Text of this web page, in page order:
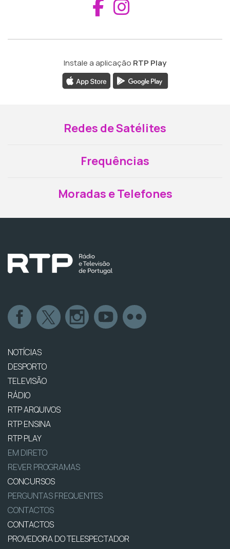
Aceder ao
Instale a aplicação RTP Play
Redes de Satélites
Frequências
Moradas e Telefones
NOTÍCIAS
DESPORTO
TELEVISÃO
RÁDIO
RTP ARQUIVOS
RTP ENSINA
RTP PLAY
EM DIRETO
REVER PROGRAMAS
CONCURSOS
PERGUNTAS FREQUENTES
CONTACTOS
CONTACTOS
PROVEDORA DO TELESPECTADOR